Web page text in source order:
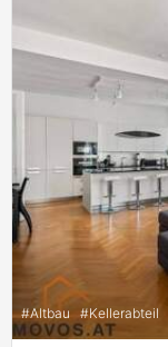
#Altbau #Kellerabteil